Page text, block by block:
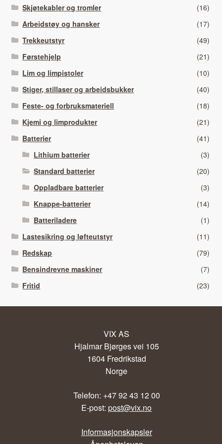
Skjøtekabler og tromler
(16)
Arbeidstøy og hansker
(17)
Trekkeutstyr
(49)
Førstehjelp
(21)
Lim og limpistoler
(10)
Stiger, stillaser og arbeidsbukker
(40)
Feste- og forbruksmateriell
(18)
Kjemi og limprodukter
(21)
Batterier
(41)
Lithium batterier
(3)
Standard batterier
(20)
Oppladbare batterier
(3)
Knappe-batterier
(14)
Batteriladere
(1)
Lastesikring og løfteutstyr
(11)
Redskap
(79)
Bensindrevne maskiner
(7)
Fritid
(23)
VIX AS
Hjalmar Bjørges vei 105
1604 Fredrikstad
Norge
Telefon: +47 92 43 12 00
E-post:post@vix.no
Informasjonskapsler